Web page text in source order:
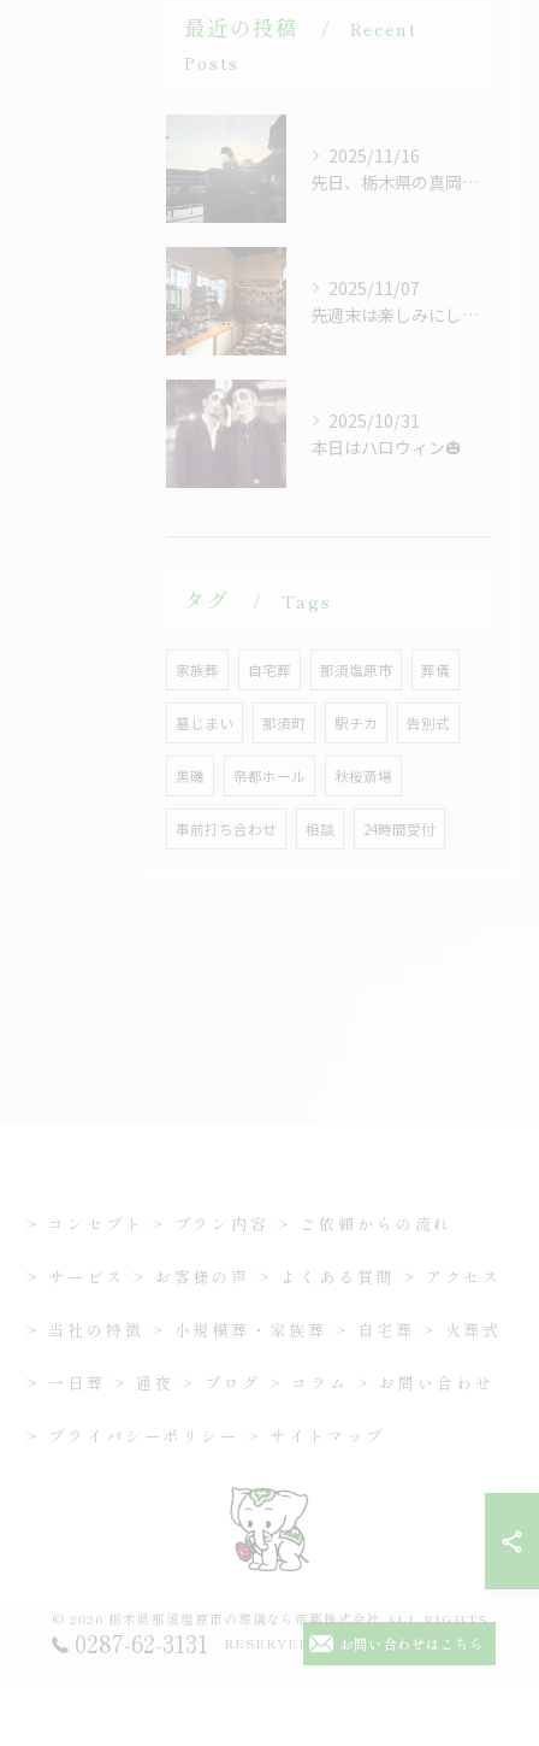
最近の投稿
Recent
Posts
2025/11/16
先日、栃木県の真岡市にある白蛇弁財天を訪れました。
2025/11/07
先週末は楽しみにしていた益子陶器市に出かけてきました。
2025/10/31
本日はハロウィン🎃
タグ Tags
家族葬 自宅葬 那須塩原市 葬儀
墓じまい 那須町 駅チカ 告別式
黒磯 帝都ホール 秋桜斎場
事前打ち合わせ 相談 24時間受付
0287-62-3131 お問い合わせはこちら
コンセプト プラン内容 ご依頼からの流れ
サービス お客様の声 よくある質問 アクセス
当社の特徴 小規模葬・家族葬 自宅葬 火葬式
一日葬 通夜 ブログ コラム お問い合わせ
プライバシーポリシー サイトマップ
© 2026 栃木県那須塩原市の葬儀なら帝都株式会社 ALL RIGHTS
RESERVED.